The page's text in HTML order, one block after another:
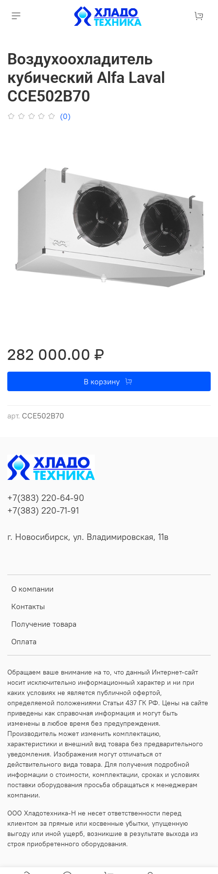
Воздухоохладитель
кубический Alfa Laval
CCE502B70
(0)
арт. CCE502B70
282 000.00 ₽
В корзину
О компании
Контакты
Получение товара
Оплата
+7(383) 220-64-90
+7(383) 220-71-91
г. Новосибирск, ул. Владимировская, 11в
Обращаем ваше внимание на то, что данный Интернет-сайт
носит исключительно информационный характер и ни при
каких условиях не является публичной офертой,
определяемой положениями Статьи 437 ГК РФ. Цены на сайте
приведены как справочная информация и могут быть
изменены в любое время без предупреждения.
Производитель может изменить комплектацию,
характеристики и внешний вид товара без предварительного
уведомления. Изображения могут отличаться от
действительного вида товара. Для получения подробной
информации о стоимости, комплектации, сроках и условиях
поставки оборудования просьба обращаться к менеджерам
компании.
ООО Хладотехника-Н не несет ответственности перед
клиентом за прямые или косвенные убытки, упущенную
выгоду или иной ущерб, возникшие в результате выхода из
строя приобретенного оборудования.